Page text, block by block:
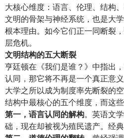
大核心维度：语言、伦理、结构
文明的骨架与神经系统，也是大
根本理由。如今它们正一同断裂
层危机。
文明结构的五大断裂
亨廷顿在《我们是谁？》中指出
认同，那它将不再是一个真正意义
大学之所以成为制度率先断裂的
结构中最核心的五个维度，而这
第一，语言认同的解构。英语文
础，现在却被视为殖民遗产。经